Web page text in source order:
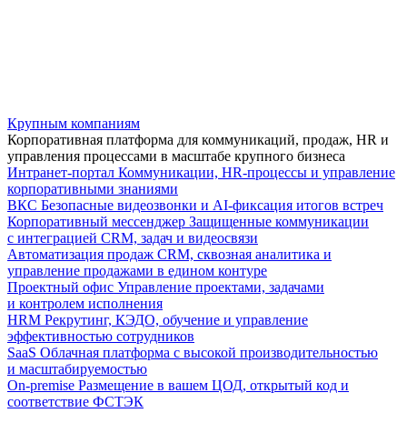
Крупным компаниям
Корпоративная платформа для коммуникаций, продаж, HR и
управления процессами в масштабе крупного бизнеса
Интранет-портал Коммуникации, HR-процессы и управление
корпоративными знаниями
ВКС Безопасные видеозвонки и AI-фиксация итогов встреч
Корпоративный мессенджер Защищенные коммуникации
с интеграцией CRM, задач и видеосвязи
Автоматизация продаж CRM, сквозная аналитика и
управление продажами в едином контуре
Проектный офис Управление проектами, задачами
и контролем исполнения
HRM Рекрутинг, КЭДО, обучение и управление
эффективностью сотрудников
SaaS Облачная платформа с высокой производительностью
и масштабируемостью
On-premise Размещение в вашем ЦОД, открытый код и
соответствие ФСТЭК